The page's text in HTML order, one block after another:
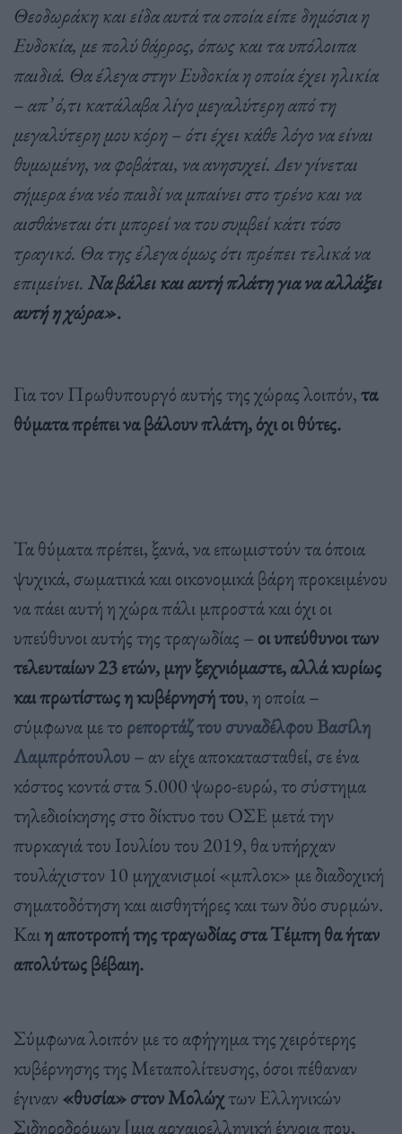
Θεοδωράκη και είδα αυτά τα οποία είπε δημόσια η
Ευδοκία, με πολύ θάρρος, όπως και τα υπόλοιπα
παιδιά. Θα έλεγα στην Ευδοκία η οποία έχει ηλικία
– απ’ ό,τι κατάλαβα λίγο μεγαλύτερη από τη
μεγαλύτερη μου κόρη – ότι έχει κάθε λόγο να είναι
θυμωμένη, να φοβάται, να ανησυχεί. Δεν γίνεται
σήμερα ένα νέο παιδί να μπαίνει στο τρένο και να
αισθάνεται ότι μπορεί να του συμβεί κάτι τόσο
τραγικό. Θα της έλεγα όμως ότι πρέπει τελικά να
επιμείνει. Να βάλει και αυτή πλάτη για να αλλάξει
αυτή η χώρα».
Για τον Πρωθυπουργό αυτής της χώρας λοιπόν,τα
θύματα πρέπει να βάλουν πλάτη, όχι οι θύτες.
Τα θύματα πρέπει, ξανά, να επωμιστούν τα όποια
ψυχικά, σωματικά και οικονομικά βάρη προκειμένου
να πάει αυτή η χώρα πάλι μπροστά και όχι οι
υπεύθυνοι αυτής της τραγωδίας – οι υπεύθυνοι των
τελευταίων 23 ετών, μην ξεχνιόμαστε, αλλά κυρίως
και πρωτίστως η κυβέρνησή του, η οποία –
σύμφωνα με το ρεπορτάζ του συναδέλφου Βασίλη
Λαμπρόπουλου– αν είχε αποκατασταθεί, σε ένα
κόστος κοντά στα 5.000 ψωρο-ευρώ, το σύστημα
τηλεδιοίκησης στο δίκτυο του ΟΣΕ μετά την
πυρκαγιά του Ιουλίου του 2019, θα υπήρχαν
τουλάχιστον 10 μηχανισμοί «μπλοκ» με διαδοχική
σηματοδότηση και αισθητήρες και των δύο συρμών.
Καιη αποτροπή της τραγωδίας στα Τέμπη θα ήταν
απολύτως βέβαιη.
Σύμφωνα λοιπόν με το αφήγημα της χειρότερης
κυβέρνησης της Μεταπολίτευσης, όσοι πέθαναν
έγιναν «θυσία» στον Μολώχτων Ελληνικών
Σιδηροδρόμων [μια αρχαιοελληνική έννοια που,